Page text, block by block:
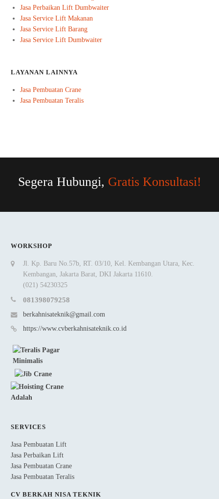
Jasa Perbaikan Lift Dumbwaiter
Jasa Service Lift Makanan
Jasa Service Lift Barang
Jasa Service Lift Dumbwaiter
LAYANAN LAINNYA
Jasa Pembuatan Crane
Jasa Pembuatan Teralis
Segera Hubungi, Gratis Konsultasi!
WORKSHOP
Jl. Kp. Baru No.57b, RT. 03/10, Kel. Kembangan Utara, Kec.
Kembangan, Jakarta Barat, DKI Jakarta 11610.
(021) 54230325
081398079258
berkahnisateknik@gmail.com
https://www.cvberkahnisateknik.co.id
SERVICES
Jasa Pembuatan Lift
Jasa Perbaikan Lift
Jasa Pembuatan Crane
Jasa Pembuatan Teralis
CV BERKAH NISA TEKNIK